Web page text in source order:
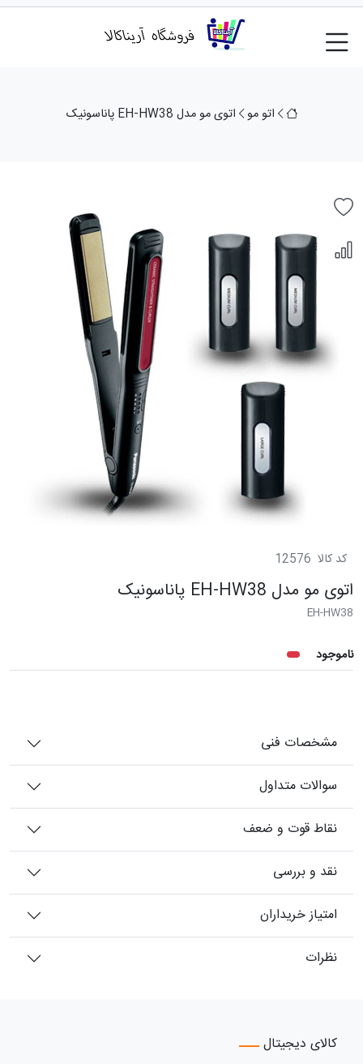
اتو مو اتوی مو مدل EH-HW38 پاناسونیک
کد کالا 12576
اتوی مو مدل EH-HW38 پاناسونیک
EH-HW38
ناموجود
مشخصات فنی
سوالات متداول
نقاط قوت و ضعف
نقد و بررسی
امتیاز خریداران
نظرات
کالای دیجیتال